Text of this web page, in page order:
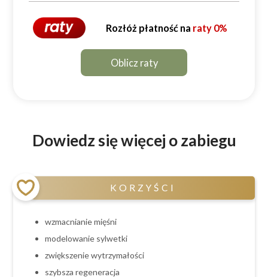
Rozłóż płatność na raty 0%
Oblicz raty
Dowiedz się więcej o zabiegu
KORZYŚCI
wzmacnianie mięśni
modelowanie sylwetki
zwiększenie wytrzymałości
szybsza regeneracja